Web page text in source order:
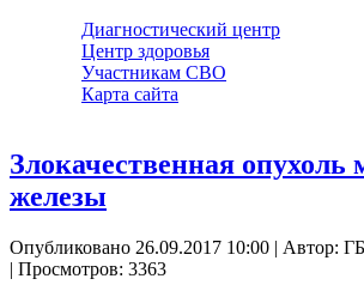
Диагностический центр
Центр здоровья
Участникам СВО
Карта сайта
Злокачественная опухоль
железы
Опубликовано 26.09.2017 10:00 | Автор:
| Просмотров: 3363